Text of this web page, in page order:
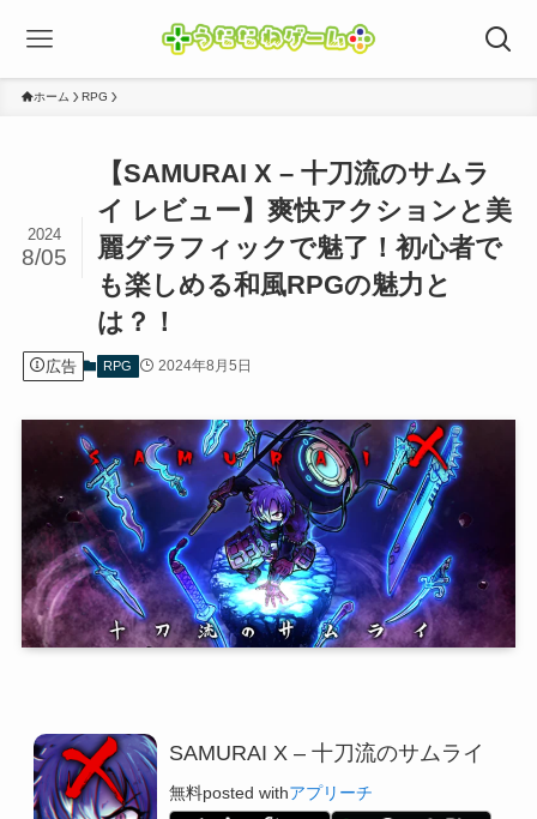
ホーム RPG
【SAMURAI X – 十刀流のサムラ
イ レビュー】爽快アクションと美
麗グラフィックで魅了！初心者で
も楽しめる和風RPGの魅力と
は？！
2024
8/05
広告 RPG 2024年8月5日
SAMURAI X – 十刀流のサムライ
無料posted withアプリーチ